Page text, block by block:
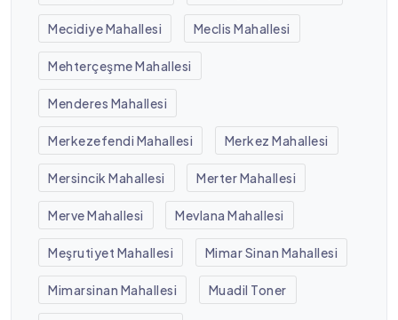
Mecidiye Mahallesi Meclis Mahallesi
Mehterçeşme Mahallesi
Menderes Mahallesi
Merkezefendi Mahallesi Merkez Mahallesi
Mersincik Mahallesi Merter Mahallesi
Merve Mahallesi Mevlana Mahallesi
Meşrutiyet Mahallesi Mimar Sinan Mahallesi
Mimarsinan Mahallesi Muadil Toner